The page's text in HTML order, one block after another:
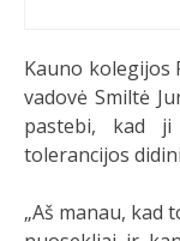
Kauno kolegijos
vadovė Smiltė
pastebi, kad ji
tolerancijos
„Aš manau, kad